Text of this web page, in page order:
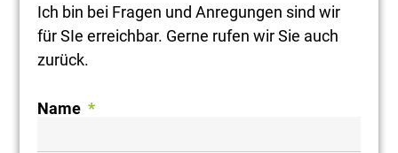
Ich bin bei Fragen und Anregungen sind wir
für SIe erreichbar. Gerne rufen wir Sie auch
zurück.
Name